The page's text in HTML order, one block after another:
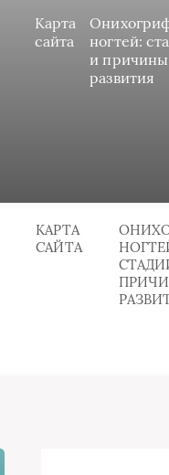
Карта
сайта
ногтей:
и причины
развития
КАРТА
САЙТА